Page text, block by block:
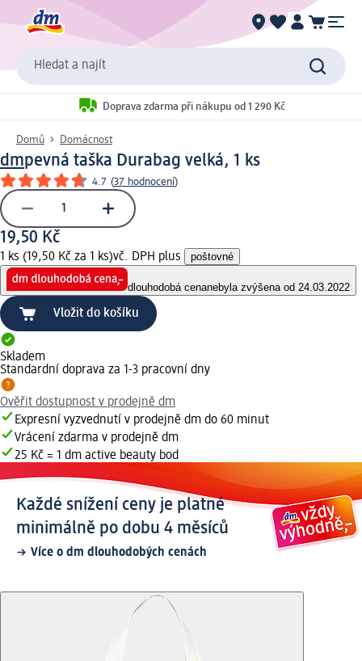
Hledat a najít
Doprava zdarma při nákupu od 1 290 Kč
Domů Domácnost
dmpevná taška Durabag velká, 1 ks
4.7 (37 hodnocení)
19,50 Kč
1 ks (19,50 Kč za 1 ks)vč. DPH plus poštovné
dlouhodobá cenanebyla zvýšena od 24.03.2022
Vložit do košíku
Skladem
Standardní doprava za 1-3 pracovní dny
Ověřit dostupnost v prodejně dm
Expresní vyzvednutí v prodejně dm do 60 minut
Vrácení zdarma v prodejně dm
25 Kč = 1 dm active beauty bod
Každé snížení ceny je platné
minimálně po dobu 4 měsíců
Více o dm dlouhodobých cenách